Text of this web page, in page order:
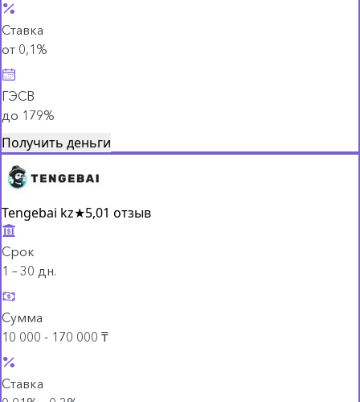
Ставка
от 0,1%
ГЭСВ
до 179%
Получить деньги
Tengebai kz★5,01 отзыв
Срок
1 – 30 дн.
Сумма
10 000 - 170 000 ₸
Ставка